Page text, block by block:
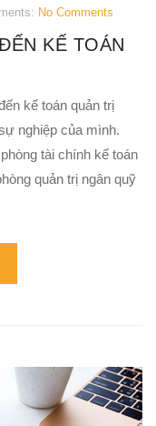
No Comments
KẾ TOÁN
kế toán quản trị
nghiệp của mình.
tài chính kế toán
quản trị ngân quỹ